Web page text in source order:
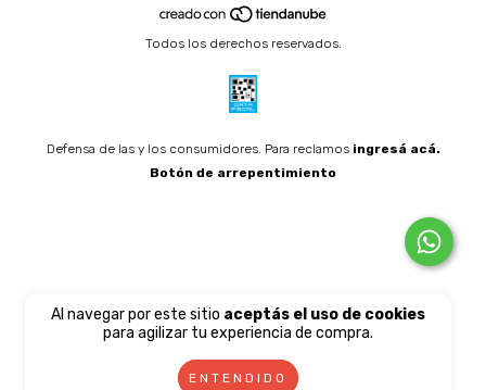
Al navegar por este sitio aceptás el uso de cookies
para agilizar tu experiencia de compra.
ENTENDIDO
Todos los derechos reservados.
Defensa de las y los consumidores. Para reclamos ingresá acá.
Botón de arrepentimiento